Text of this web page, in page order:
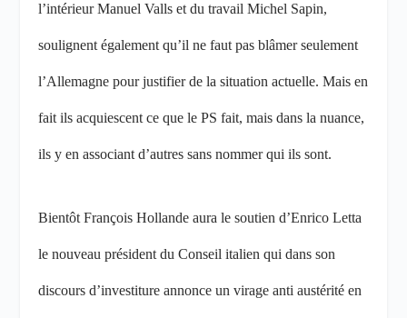
l’intérieur Manuel Valls et du travail Michel Sapin,
soulignent également qu’il ne faut pas blâmer seulement
l’Allemagne pour justifier de la situation actuelle. Mais en
fait ils acquiescent ce que le PS fait, mais dans la nuance,
ils y en associant d’autres sans nommer qui ils sont.
Bientôt François Hollande aura le soutien d’Enrico Letta
le nouveau président du Conseil italien qui dans son
discours d’investiture annonce un virage anti austérité en